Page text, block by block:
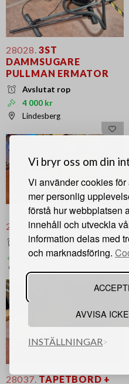
Vi bryr oss om din
Vi använder cookies
mer personlig
förstå hur webbplatsen
innehåll och utveckla
information delas med
och marknadsföring.
AVVISA
INSTÄLLNINGAR
28028. 3ST
DAMMSUGARE
PULLMAN ERMATOR
Avslutat rop
4 000 kr
Lindesberg
28035.HÄNGVAGN
Avslutat rop
100 kr
28037. TAPETBORD +